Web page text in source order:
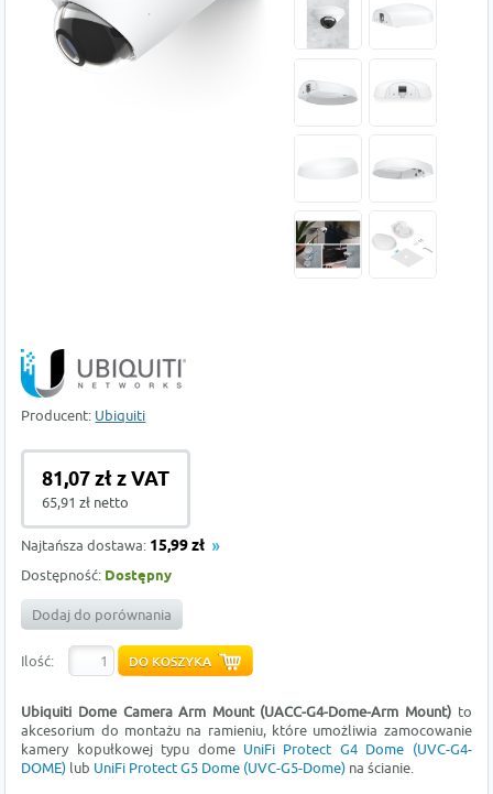
Producent: Ubiquiti
81,07 zł z VAT
65,91 zł netto
Najtańsza dostawa: 15,99 zł
Dostępność: Dostępny
Dodaj do porównania
Ilość:
Ubiquiti Dome Camera Arm Mount (UACC-G4-Dome-Arm Mount) to
akcesorium do montażu na ramieniu, które umożliwia zamocowanie
kamery kopułkowej typu dome UniFi Protect G4 Dome (UVC-G4-
DOME) lub UniFi Protect G5 Dome (UVC-G5-Dome) na ścianie.